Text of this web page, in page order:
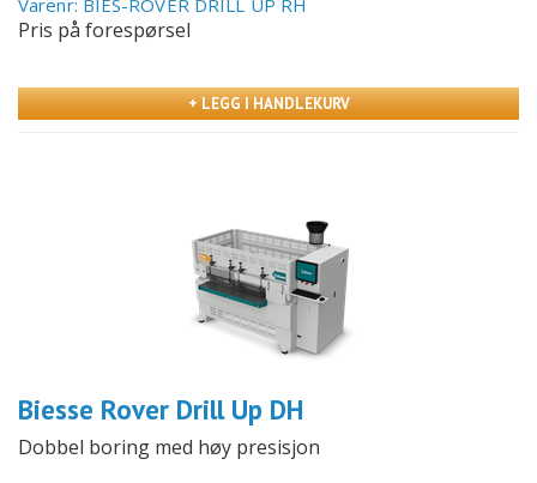
Varenr: BIES-ROVER DRILL UP RH
Pris på forespørsel
+ LEGG I HANDLEKURV
Biesse Rover Drill Up DH
Dobbel boring med høy presisjon